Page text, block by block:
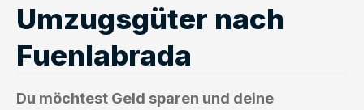
Umzugsgüter nach
Fuenlabrada
Du möchtest Geld sparen und deine